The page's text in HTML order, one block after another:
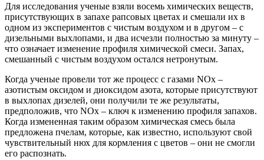
Для исследования ученые взяли восемь химических веществ,
присутствующих в запахе рапсовых цветах и смешали их в
одном из экспериментов с чистым воздухом и в другом – с
дизельными выхлопами, и два исчезли полностью за минуту –
что означает изменение профиля химической смеси. Запах,
смешанный с чистым воздухом остался нетронутым.
Когда ученые провели тот же процесс с газами NOx –
азотистым оксидом и диоксидом азота, которые присутствуют
в выхлопах дизелей, они получили те же результаты,
предположив, что NOx – ключ к изменению профиля запахов.
Когда измененная таким образом химическая смесь была
предложена пчелам, которые, как известно, используют свой
чувствительный нюх для кормления с цветов – они не смогли
его распознать.